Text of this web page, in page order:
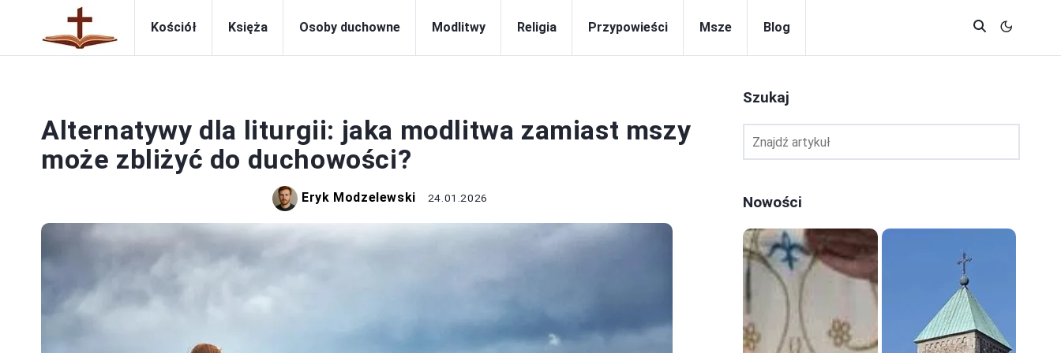
Kościół Księża Osoby duchowne Modlitwy Religia Przypowieści Msze Blog
Alternatywy dla liturgii: jaka modlitwa zamiast mszy
może zbliżyć do duchowości?
Eryk Modzelewski 24.01.2026
Szukaj
Nowości